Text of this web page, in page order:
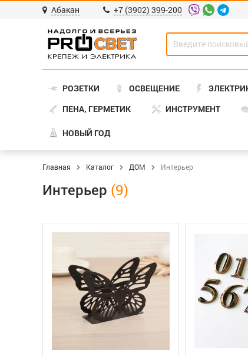
Абакан +7 (3902) 399-200
РОЗЕТКИ ОСВЕЩЕНИЕ
ПЕНА, ГЕРМЕТИК
ИНСТРУМЕНТ
НОВЫЙ ГОД
Главная Каталог ДОМ Интерьер
Интерьер